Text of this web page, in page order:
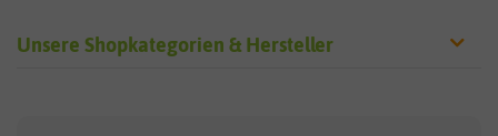
Unsere Shopkategorien & Hersteller